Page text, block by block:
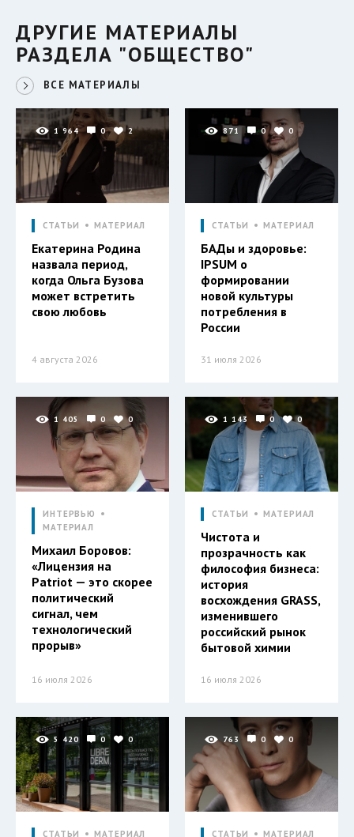
ДРУГИЕ МАТЕРИАЛЫ
РАЗДЕЛА "ОБЩЕСТВО"
ВСЕ МАТЕРИАЛЫ
1 964 0 2
СТАТЬИ МАТЕРИАЛ
Екатерина Родина
назвала период,
когда Ольга Бузова
может встретить
свою любовь
4 августа 2026
871 0 0
СТАТЬИ МАТЕРИАЛ
БАДы и здоровье:
IPSUM о
формировании
новой культуры
потребления в
России
31 июля 2026
1 405 0 0
ИНТЕРВЬЮ
МАТЕРИАЛ
Михаил Боровов:
«Лицензия на
Patriot — это скорее
политический
сигнал, чем
технологический
прорыв»
16 июля 2026
1 143 0 0
СТАТЬИ МАТЕРИАЛ
Чистота и
прозрачность как
философия бизнеса:
история
восхождения GRASS,
изменившего
российский рынок
бытовой химии
16 июля 2026
5 420 0 0
СТАТЬИ МАТЕРИАЛ
763 0 0
СТАТЬИ МАТЕРИАЛ